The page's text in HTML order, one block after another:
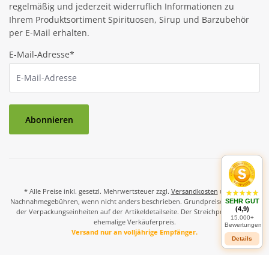
regelmäßig und jederzeit widerruflich Informationen zu
Ihrem Produktsortiment Spirituosen, Sirup und Barzubehör
per E-Mail erhalten.
E-Mail-Adresse*
Abonnieren
* Alle Preise inkl. gesetzl. Mehrwertsteuer zzgl. Versandkosten und ggf.
Nachnahmegebühren, wenn nicht anders beschrieben. Grundpreise und Preise
der Verpackungseinheiten auf der Artikeldetailseite. Der Streichpreis ist der
ehemalige Verkäuferpreis.
Versand nur an volljährige Empfänger.
SEHR GUT
(4,9)
15.000+
Bewertungen
Details